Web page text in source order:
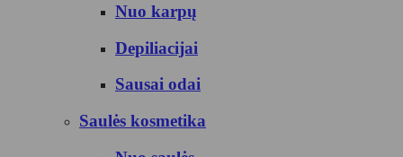
Nuo karpų
Depiliacijai
Sausai odai
Saulės kosmetika